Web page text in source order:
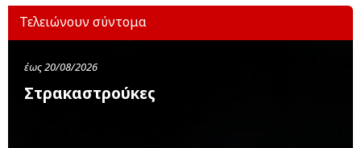
Τελειώνουν σύντομα
έως 20/08/2026
Στρακαστρούκες